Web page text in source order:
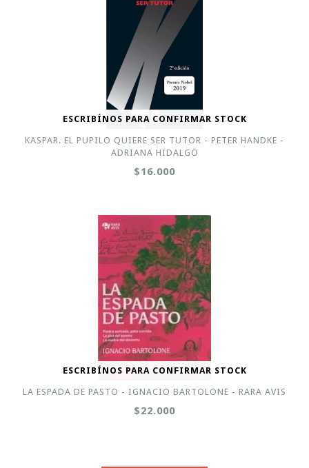
ESCRIBÍNOS PARA CONFIRMAR STOCK
KASPAR. EL PUPILO QUIERE SER TUTOR - PETER HANDKE -
ADRIANA HIDALGO
$16.000
ESCRIBÍNOS PARA CONFIRMAR STOCK
LA ESPADA DE PASTO - IGNACIO BARTOLONE - RARA AVIS
$22.000